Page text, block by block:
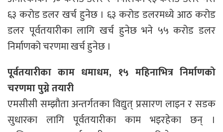
६३ करोड डलर खर्च हुनेछ । ६३ करोड डलरमध्ये आठ करोड
डलर पूर्वतयारीका लागि खर्च हुनेछ भने ५५ करोड डलर
निर्माणको चरणमा खर्च हुनेछ ।
पूर्वतयारीका काम धमाधम, १५ महिनाभित्र निर्माणको
चरणमा पुग्ने तयारी
एमसीसी सम्झौता अन्तर्गतका विद्युत् प्रसारण लाइन र सडक
सुधारका लागि पूर्वतयारीका काम भइरहेका छन् ।